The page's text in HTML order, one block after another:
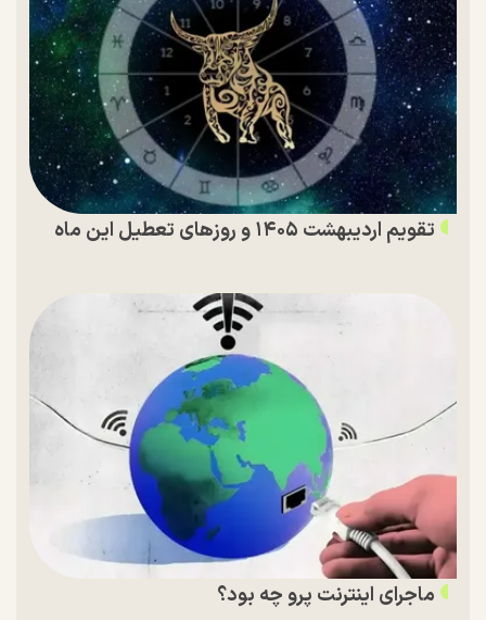
تقویم اردیبهشت ۱۴۰۵ و روز‌های تعطیل این ماه
ماجرای اینترنت پرو چه بود؟